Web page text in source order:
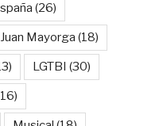
(26)
Juan Mayorga (18)
LGTBI (30)